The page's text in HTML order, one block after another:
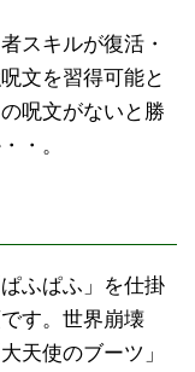
スキルが復活・
文を習得可能と
呪文がないと勝
・。
ふぱふ」を仕掛
す。世界崩壊
天使のブーツ」